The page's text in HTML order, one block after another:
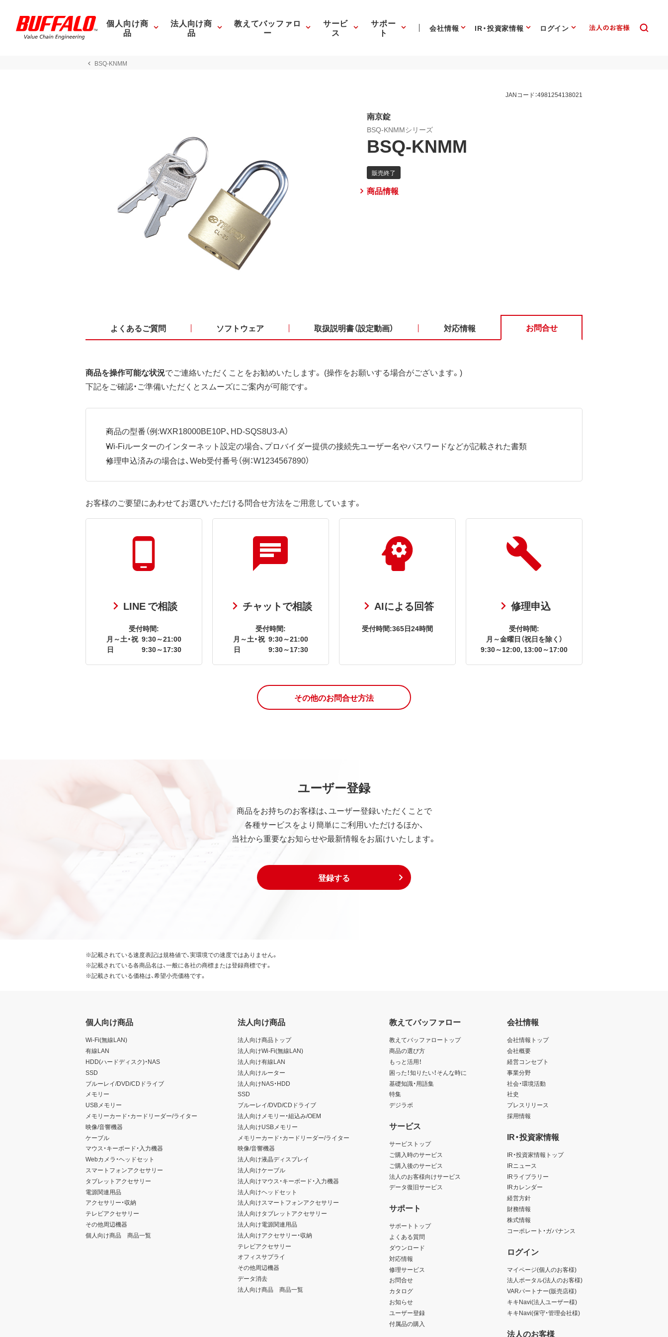
個人向け商
品
法人向け商
品
教えてバッファロ
ー
サービ
ス
サポー
ト 会社情報 IR・投資家情報 ログイン
BSQ-KNMM
JANコード：4981254138021
南京錠
BSQ-KNMMシリーズ
BSQ-KNMM
商品情報
よくあるご質問 ソフトウェア 取扱説明書（設定動画） 対応情報 お問合せ
商品を操作可能な状況でご連絡いただくことをお勧めいたします。 (操作をお願いする場合がございます。)
下記をご確認・ご準備いただくとスムーズにご案内が可能です。
商品の型番（例:WXR18000BE10P、HD-SQS8U3-A）
Wi-Fiルーターのインターネット設定の場合、プロバイダー提供の接続先ユーザー名やパスワードなどが記載された書類
修理申込済みの場合は、Web受付番号（例：W1234567890）
お客様のご要望にあわせてお選びいただける問合せ方法をご用意しています。
LINE で相談
受付時間:
月～土・祝 9:30～21:00
日
9:30～17:30
チャットで相談
受付時間:
月～土・祝 9:30～21:00
日
9:30～17:30
AIによる回答
受付時間:365日24時間
修理申込
受付時間:
月～金曜日（祝日を除く）
9:30～12:00, 13:00～17:00
その他のお問合せ方法
ユーザー登録
商品をお持ちのお客様は、ユーザー登録いただくことで
各種サービスをより簡単にご利用いただけるほか、
当社から重要なお知らせや最新情報をお届けいたします。
登録する
※記載されている速度表記は規格値で、実環境での速度ではありません。
※記載されている各商品名は、一般に各社の商標または登録商標です。
※記載されている価格は、希望小売価格です。
個人向け商品
Wi-Fi(無線LAN)
有線LAN
HDD(ハードディスク)・NAS
SSD
ブルーレイ/DVD/CDドライブ
メモリー
USBメモリー
メモリーカード・カードリーダー/ライター
映像/音響機器
ケーブル
マウス・キーボード・入力機器
Webカメラ・ヘッドセット
スマートフォンアクセサリー
タブレットアクセサリー
電源関連用品
アクセサリー・収納
テレビアクセサリー
その他周辺機器
個人向け商品 商品一覧
法人向け商品
法人向け商品トップ
法人向けWi-Fi(無線LAN)
法人向け有線LAN
法人向けルーター
法人向けNAS・HDD
SSD
ブルーレイ/DVD/CDドライブ
法人向けメモリー・組込み/OEM
法人向けUSBメモリー
メモリーカード・カードリーダー/ライター
映像/音響機器
法人向け液晶ディスプレイ
法人向けケーブル
法人向けマウス・キーボード・入力機器
法人向けヘッドセット
法人向けスマートフォンアクセサリー
法人向けタブレットアクセサリー
法人向け電源関連用品
法人向けアクセサリー・収納
テレビアクセサリー
オフィスサプライ
その他周辺機器
データ消去
法人向け商品 商品一覧
教えてバッファロー
教えてバッファロートップ
商品の選び方
もっと活用！
困った！知りたい！そんな時に
基礎知識・用語集
特集
デジラボ
サービス
サービストップ
ご購入時のサービス
ご購入後のサービス
法人のお客様向けサービス
データ復旧サービス
サポート
サポートトップ
よくある質問
ダウンロード
対応情報
修理サービス
お問合せ
カタログ
お知らせ
ユーザー登録
付属品の購入
会社情報
会社情報トップ
会社概要
経営コンセプト
事業分野
社会・環境活動
社史
プレスリリース
採用情報
IR・投資家情報
IR・投資家情報トップ
IRニュース
IRライブラリー
IRカレンダー
経営方針
財務情報
株式情報
コーポレート・ガバナンス
ログイン
マイページ(個人のお客様)
法人ポータル(法人のお客様)
VARパートナー(販売店様)
キキNavi(法人ユーザー様)
キキNavi(保守・管理会社様)
法人のお客様